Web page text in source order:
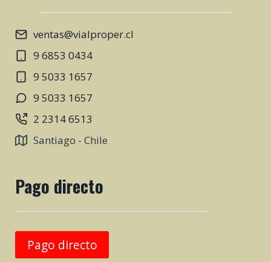
ventas@vialproper.cl
9 6853 0434
9 5033 1657
9 5033 1657
2 2314 6513
Santiago - Chile
Pago directo
Pago directo